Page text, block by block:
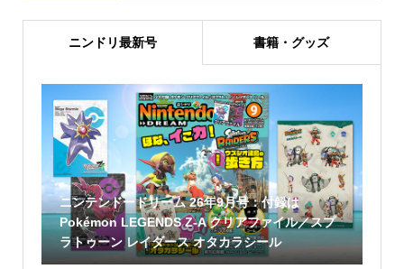
ニンドリ最新号 書籍・グッズ
ニンテンドードリーム 26年9月号：付録は
Pokémon LEGENDS Z-A クリアファイル／スプ
ラトゥーン レイダース オタカラシール